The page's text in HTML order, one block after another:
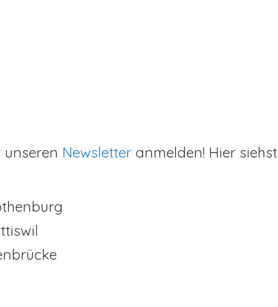
Newsletter anmelden! Hier siehst